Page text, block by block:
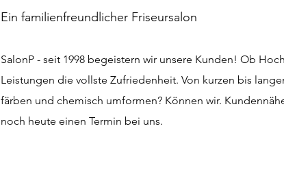
Ein familienfreundlicher Friseursalon
SalonP - seit 1998 begeistern wir unsere Kunden! Ob
Leistungen die vollste Zufriedenheit. Von kurzen bis
färben und chemisch umformen? Können wir.
noch heute einen Termin bei uns.